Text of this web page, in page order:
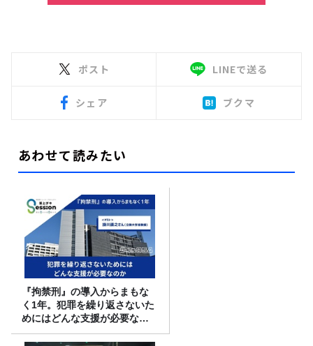
ポスト LINEで送る
シェア ブクマ
あわせて読みたい
『拘禁刑』の導入からまもな
く1年。犯罪を繰り返さないた
めにはどんな支援が必要なの
か